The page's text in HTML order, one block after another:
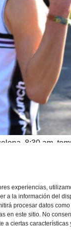
experiencias,
a la información del
procesar datos
en este sitio. No
a ciertas características
8:30 am,
distancia de